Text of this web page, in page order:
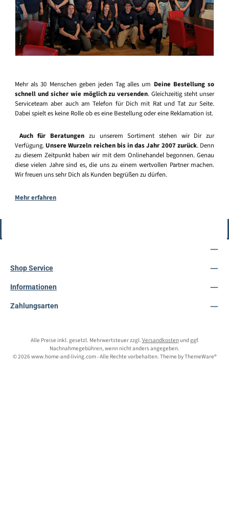
Mehr als 30 Menschen geben jeden Tag alles um Deine Bestellung so
schnell und sicher wie möglich zu versenden. Gleichzeitig steht unser
Serviceteam aber auch am Telefon für Dich mit Rat und Tat zur Seite.
Dabei spielt es keine Rolle ob es eine Bestellung oder eine Reklamation ist.
Auch für Beratungen zu unserem Sortiment stehen wir Dir zur
Verfügung. Unsere Wurzeln reichen bis in das Jahr 2007 zurück. Denn
zu diesem Zeitpunkt haben wir mit dem Onlinehandel begonnen. Genau
diese vielen Jahre sind es, die uns zu einem wertvollen Partner machen.
Wir freuen uns sehr Dich als Kunden begrüßen zu dürfen.
Mehr erfahren
Shop Service
Informationen
Zahlungsarten
Alle Preise inkl. gesetzl. Mehrwertsteuer zzgl. Versandkostenund ggf.
Nachnahmegebühren, wenn nicht anders angegeben.
© 2026 www.home-and-living.com - Alle Rechte vorbehalten. Theme byThemeWare®